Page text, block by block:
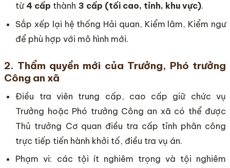
từ 4 cấp thành 3 cấp (tối cao, tỉnh, khu vực).
Sắp xếp lại hệ thống Hải quan, Kiểm lâm, Kiểm ngư
để phù hợp với mô hình mới.
2. Thẩm quyền mới của Trưởng, Phó trưởng
Công an xã
Điều tra viên trung cấp, cao cấp giữ chức vụ
Trưởng hoặc Phó trưởng Công an xã có thể được
Thủ trưởng Cơ quan điều tra cấp tỉnh phân công
trực tiếp tiến hành khởi tố, điều tra vụ án.
Phạm vi: các tội ít nghiêm trọng và tội nghiêm